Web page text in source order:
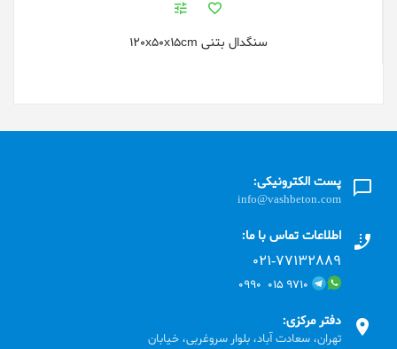
سنگدال بتنی 120x50x15cm
پست الکترونیکی:
info@vashbeton.com
اطلاعات تماس با ما:
۰۲۱-۷۷۱٣۲۸۸۹
۹۷۱۰ ۰۱۵ ۰۹۹۰
دفتر مرکزی:
تهران، سعادت آباد، بلوار سروغربی، خیابان